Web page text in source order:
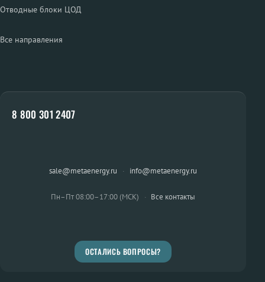
Отводные блоки ЦОД
Все направления
8 800 301 2407
sale@metaenergy.ru · info@metaenergy.ru
Пн–Пт 08:00–17:00 (МСК) · Все контакты
ОСТАЛИСЬ ВОПРОСЫ?